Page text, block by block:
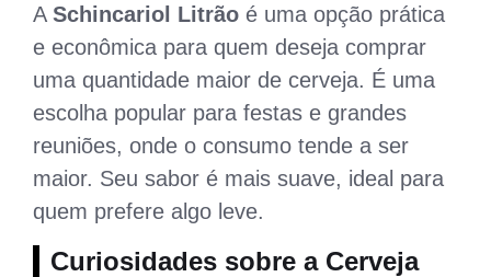
A Schincariol Litrão é uma opção prática
e econômica para quem deseja comprar
uma quantidade maior de cerveja. É uma
escolha popular para festas e grandes
reuniões, onde o consumo tende a ser
maior. Seu sabor é mais suave, ideal para
quem prefere algo leve.
Curiosidades sobre a Cerveja